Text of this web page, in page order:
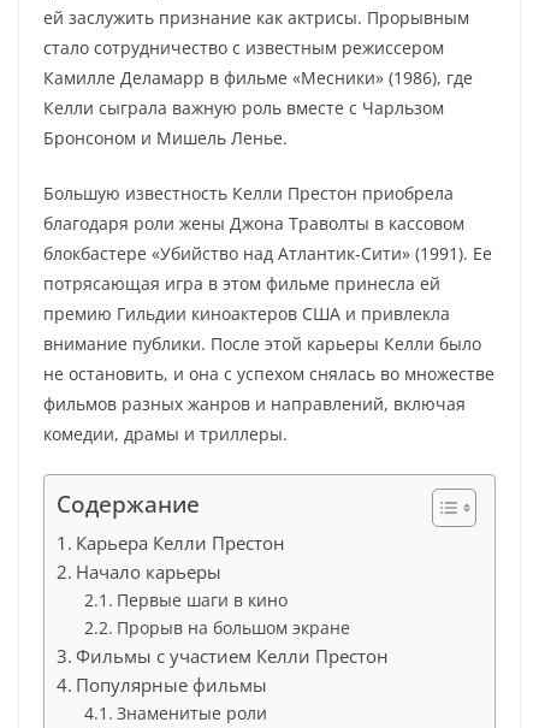
ей заслужить признание как актрисы. Прорывным
стало сотрудничество с известным режиссером
Камилле Деламарр в фильме «Месники» (1986), где
Келли сыграла важную роль вместе с Чарльзом
Бронсоном и Мишель Ленье.
Большую известность Келли Престон приобрела
благодаря роли жены Джона Траволты в кассовом
блокбастере «Убийство над Атлантик-Сити» (1991). Ее
потрясающая игра в этом фильме принесла ей
премию Гильдии киноактеров США и привлекла
внимание публики. После этой карьеры Келли было
не остановить, и она с успехом снялась во множестве
фильмов разных жанров и направлений, включая
комедии, драмы и триллеры.
Содержание
Карьера Келли Престон
Начало карьеры
Первые шаги в кино
Прорыв на большом экране
Фильмы с участием Келли Престон
Популярные фильмы
Знаменитые роли